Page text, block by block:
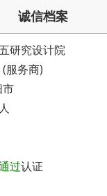
诚信档案
研究设计院
服务商)
市
过认证